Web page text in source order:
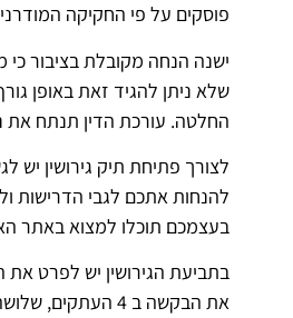
פוסקים על פי החקיקה
ישנה הנחה מקובלת בציבור
שלא ניתן להגיד זאת באופן
החלטה. עורכת הדין תנתח את
לצורך פתיחת תיק גירושין יש
להנחות אתכם לגבי הדרישות
בעצמכם תוכלו למצוא באתר
בתביעת הגירושין יש לפרט את
את הבקשה ב 4